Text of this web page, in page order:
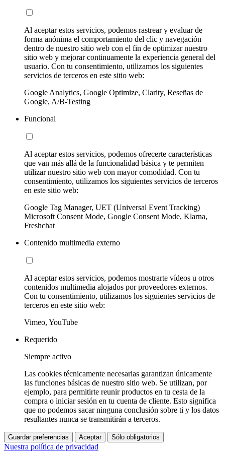
Al aceptar estos servicios, podemos rastrear y evaluar de
forma anónima el comportamiento del clic y navegación
dentro de nuestro sitio web con el fin de optimizar nuestro
sitio web y mejorar continuamente la experiencia general del
usuario. Con tu consentimiento, utilizamos los siguientes
servicios de terceros en este sitio web:
Google Analytics, Google Optimize, Clarity, Reseñas de
Google, A/B-Testing
Funcional
Al aceptar estos servicios, podemos ofrecerte características
que van más allá de la funcionalidad básica y te permiten
utilizar nuestro sitio web con mayor comodidad. Con tu
consentimiento, utilizamos los siguientes servicios de terceros
en este sitio web:
Google Tag Manager, UET (Universal Event Tracking)
Microsoft Consent Mode, Google Consent Mode, Klarna,
Freshchat
Contenido multimedia externo
Al aceptar estos servicios, podemos mostrarte vídeos u otros
contenidos multimedia alojados por proveedores externos.
Con tu consentimiento, utilizamos los siguientes servicios de
terceros en este sitio web:
Vimeo, YouTube
Requerido
Siempre activo
Las cookies técnicamente necesarias garantizan únicamente
las funciones básicas de nuestro sitio web. Se utilizan, por
ejemplo, para permitirte reunir productos en tu cesta de la
compra o iniciar sesión en tu cuenta de cliente. Esto significa
que no podemos sacar ninguna conclusión sobre ti y los datos
resultantes nunca se transmitirán a terceros.
Guardar preferencias Aceptar Sólo obligatorios
Nuestra política de privacidad